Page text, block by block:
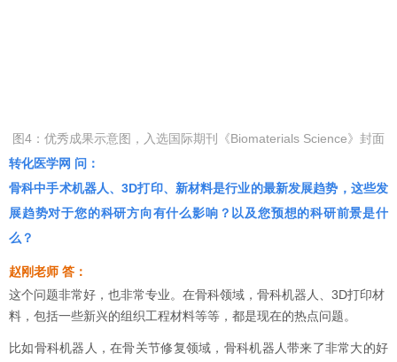
图4：优秀成果示意图，入选国际期刊《Biomaterials Science》封面
转化医学网 问：
骨科中手术机器人、3D打印、新材料是行业的最新发展趋势，这些发
展趋势对于您的科研方向有什么影响？以及您预想的科研前景是什
么？
赵刚老师 答：
这个问题非常好，也非常专业。在骨科领域，骨科机器人、3D打印材
料，包括一些新兴的组织工程材料等等，都是现在的热点问题。
比如骨科机器人，在骨关节修复领域，骨科机器人带来了非常大的好